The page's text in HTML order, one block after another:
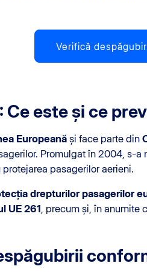
Verifică
Ce este și ce
Europeană și face parte din
Promulgat în 2004, s-
pasagerilor aerieni.
drepturilor pasagerilor
UE 261 , precum și, în